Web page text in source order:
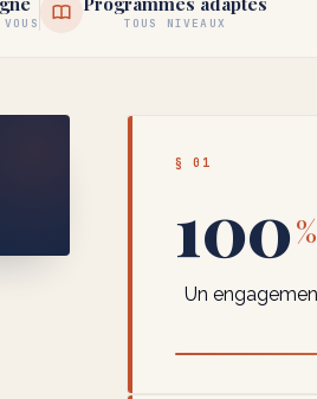
TOUS NIVEAUX
§ 01
100%
Un